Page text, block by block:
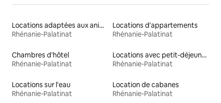
Locations adaptées aux animaux
Rhénanie-Palatinat
Locations d'appartements
Rhénanie-Palatinat
Chambres d'hôtel
Rhénanie-Palatinat
Locations avec petit-déjeuner
Rhénanie-Palatinat
Locations sur l'eau
Rhénanie-Palatinat
Location de cabanes
Rhénanie-Palatinat